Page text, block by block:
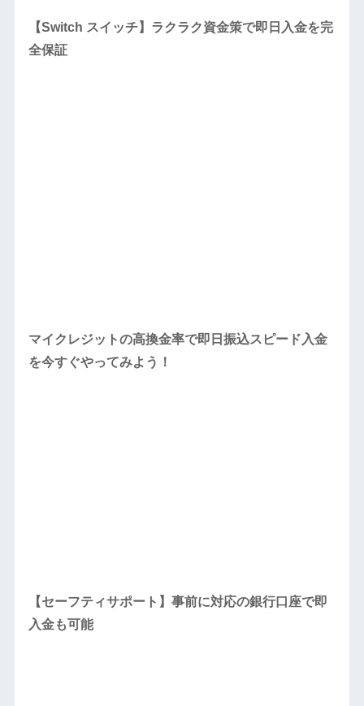
【Switch スイッチ】ラクラク資金策で即日入金を完
全保証
マイクレジットの高換金率で即日振込スピード入金
を今すぐやってみよう！
【セーフティサポート】事前に対応の銀行口座で即
入金も可能